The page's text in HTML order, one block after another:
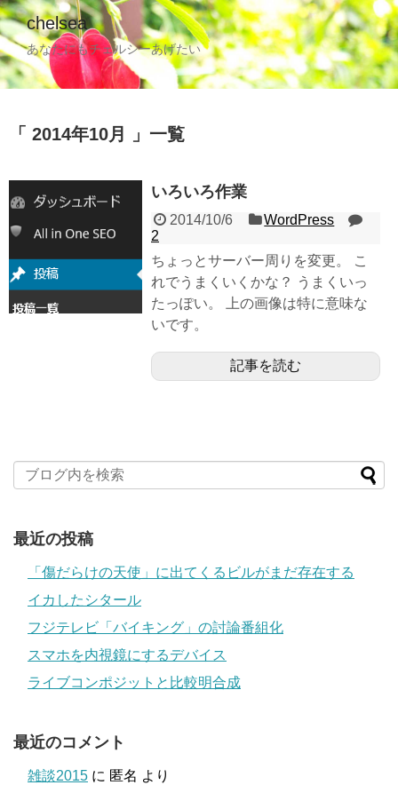
chelsea
あなたにもチェルシーあげたい
2014年10月 一覧
いろいろ作業
2014/10/6
WordPress
2
ちょっとサーバー周りを変更。 こ
れでうまくいくかな？ うまくいっ
たっぽい。 上の画像は特に意味な
いです。
記事を読む
最近の投稿
「傷だらけの天使」に出てくるビルがまだ存在する
イカしたシタール
フジテレビ「バイキング」の討論番組化
スマホを内視鏡にするデバイス
ライブコンポジットと比較明合成
最近のコメント
雑談2015 に 匿名 より